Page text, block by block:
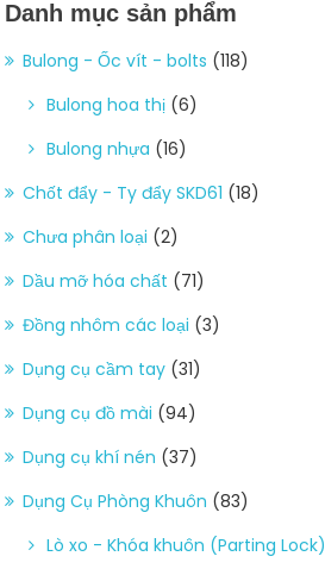
Danh mục sản phẩm
Bulong - Ốc vít - bolts (118)
Bulong hoa thị (6)
Bulong nhựa (16)
Chốt đẩy - Ty đẩy SKD61 (18)
Chưa phân loại (2)
Dầu mỡ hóa chất (71)
Đồng nhôm các loại (3)
Dụng cụ cầm tay (31)
Dụng cụ đồ mài (94)
Dụng cụ khí nén (37)
Dụng Cụ Phòng Khuôn (83)
Lò xo - Khóa khuôn (Parting Lock)